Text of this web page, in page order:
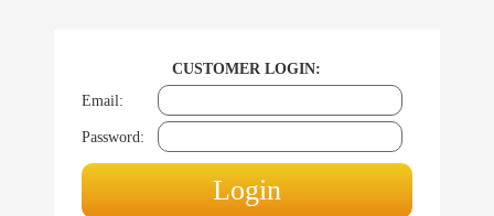
CUSTOMER LOGIN:
Email:
Password: